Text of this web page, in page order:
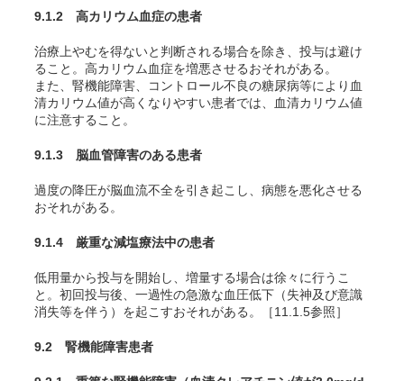
9.1.2 高カリウム血症の患者
治療上やむを得ないと判断される場合を除き、投与は避け
ること。高カリウム血症を増悪させるおそれがある。
また、腎機能障害、コントロール不良の糖尿病等により血
清カリウム値が高くなりやすい患者では、血清カリウム値
に注意すること。
9.1.3 脳血管障害のある患者
過度の降圧が脳血流不全を引き起こし、病態を悪化させる
おそれがある。
9.1.4 厳重な減塩療法中の患者
低用量から投与を開始し、増量する場合は徐々に行うこ
と。初回投与後、一過性の急激な血圧低下（失神及び意識
消失等を伴う）を起こすおそれがある。［11.1.5参照］
9.2 腎機能障害患者